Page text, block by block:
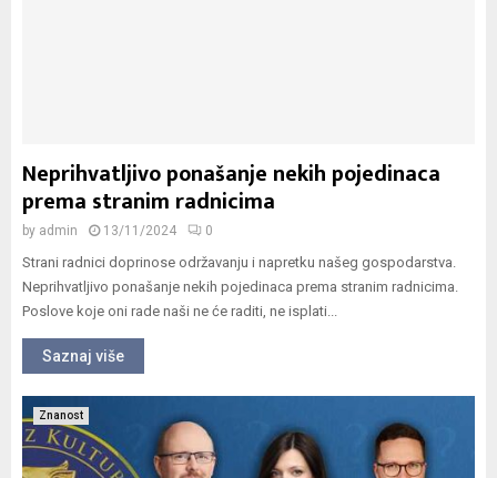
Neprihvatljivo ponašanje nekih pojedinaca
prema stranim radnicima
by admin 13/11/2024 0
Strani radnici doprinose održavanju i napretku našeg gospodarstva.
Neprihvatljivo ponašanje nekih pojedinaca prema stranim radnicima.
Poslove koje oni rade naši ne će raditi, ne isplati...
Saznaj više
Znanost